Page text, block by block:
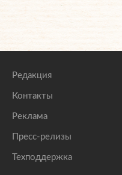
Редакция
Контакты
Реклама
Пресс-релизы
Техподдержка